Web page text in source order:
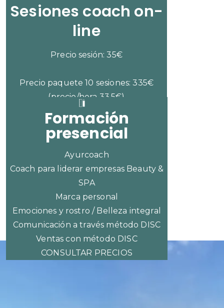
Sesiones coach on-
line
Precio sesión: 35€
Precio paquete 10 sesiones: 335€
(precio/hora 33,5€)
Formación
presencial
Ayurcoach
Coach para liderar empresas Beauty &
SPA
Marca personal
Emociones y rostro / Belleza integral
Comunicación a través método DISC
Ventas con método DISC
CONSULTAR PRECIOS